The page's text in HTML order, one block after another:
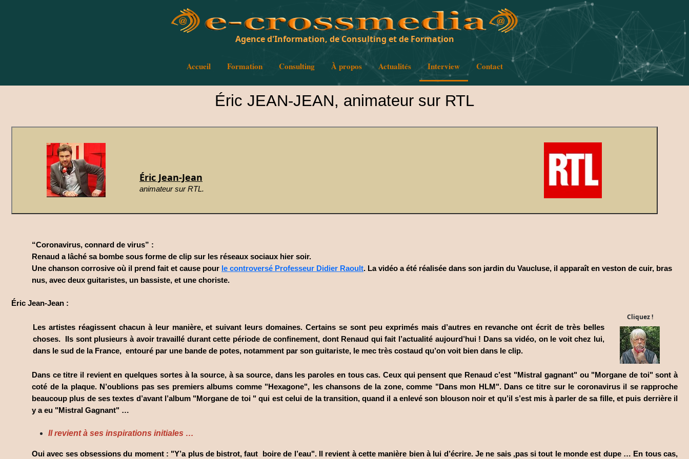
Agence d'Information, de Consulting et de Formation
Accueil Formation Consulting À propos Actualités Interview Contact
Éric JEAN-JEAN, animateur sur RTL
Éric Jean-Jean
animateur sur RTL.
“Coronavirus, connard de virus” :
Renaud a lâché sa bombe sous forme de clip sur les réseaux sociaux hier soir.
Une chanson corrosive où il prend fait et cause pour le controversé Professeur Didier Raoult. La vidéo a été réalisée dans son jardin du Vaucluse, il apparaît en veston de cuir, bras
nus, avec deux guitaristes, un bassiste, et une choriste.
Éric Jean-Jean :
Les artistes réagissent chacun à leur manière, et suivant leurs domaines. Certains se sont peu exprimés mais d’autres en revanche ont écrit de très belles
choses. Ils sont plusieurs à avoir travaillé durant cette période de confinement, dont Renaud qui fait l’actualité aujourd’hui ! Dans sa vidéo, on le voit chez lui,
dans le sud de la France, entouré par une bande de potes, notamment par son guitariste, le mec très costaud qu’on voit bien dans le clip.
Cliquez !
Dans ce titre il revient en quelques sortes à la source, à sa source, dans les paroles en tous cas. Ceux qui pensent que Renaud c’est "Mistral gagnant" ou "Morgane de toi" sont à
coté de la plaque. N’oublions pas ses premiers albums comme "Hexagone", les chansons de la zone, comme "Dans mon HLM". Dans ce titre sur le coronavirus il se rapproche
beaucoup plus de ses textes d’avant l’album "Morgane de toi " qui est celui de la transition, quand il a enlevé son blouson noir et qu’il s’est mis à parler de sa fille, et puis derrière il
y a eu "Mistral Gagnant" …
Il revient à ses inspirations initiales …
Oui avec ses obsessions du moment : "Y’a plus de bistrot, faut boire de l’eau". Il revient à cette manière bien à lui d’écrire. Je ne sais ,pas si tout le monde est dupe … En tous cas,